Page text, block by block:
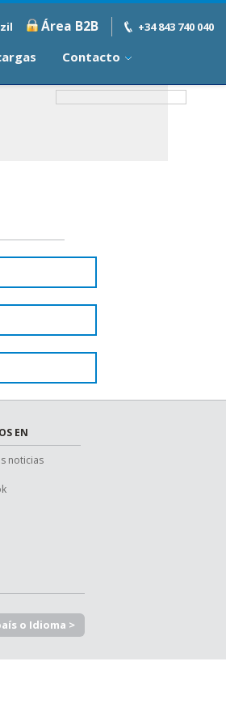
Área B2B +34 843 740 040
Contacto
EN
noticias
o Idioma >